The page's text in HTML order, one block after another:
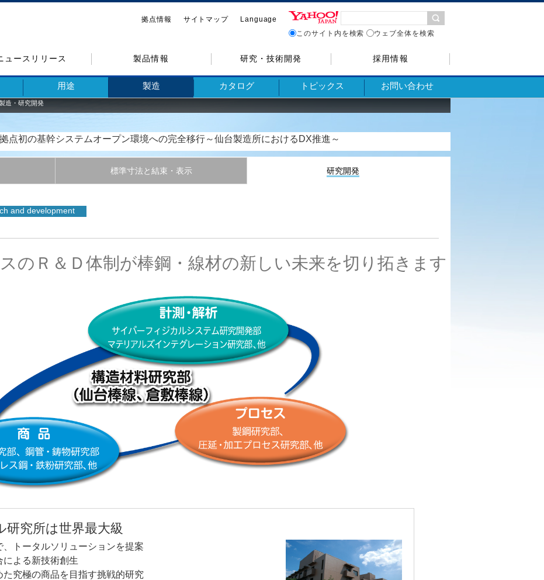
拠点情報 サイトマップ
Language
このサイト内を検索
ウェブ全体を検索
ュースリリース 製品情報 研究・技術開発 採用情報
用途 製造 カタログ トピックス お問い合わせ
造・研究開発
点初の基幹システムオープン環境への完全移行～仙台製造所におけるDX推進～
標準寸法と結束・表示 研究開発
and development
のＲ＆Ｄ体制が棒鋼・線材の新しい未来を切り拓きます
研究所は世界最大級
、トータルソリューションを提案
による新技術創生
た究極の商品を目指す挑戦的研究